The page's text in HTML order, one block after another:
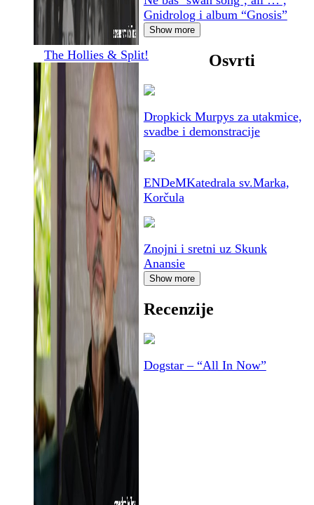
The Hollies & Split!
Gnidrolog i album “Gnosis”
Show more
Osvrti
Dropkick Murpys za utakmice,
svadbe i demonstracije
ENDeMKatedrala sv.Marka,
Korčula
Znojni i sretni uz Skunk
Anansie
Show more
Recenzije
Dogstar – “All In Now”